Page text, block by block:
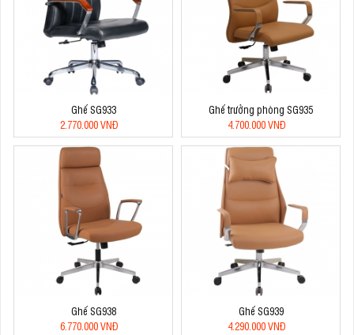
Ghế SG933
2.770.000 VNĐ
Ghế trưởng phòng SG935
4.700.000 VNĐ
Ghế SG938
6.770.000 VNĐ
Ghế SG939
4.290.000 VNĐ